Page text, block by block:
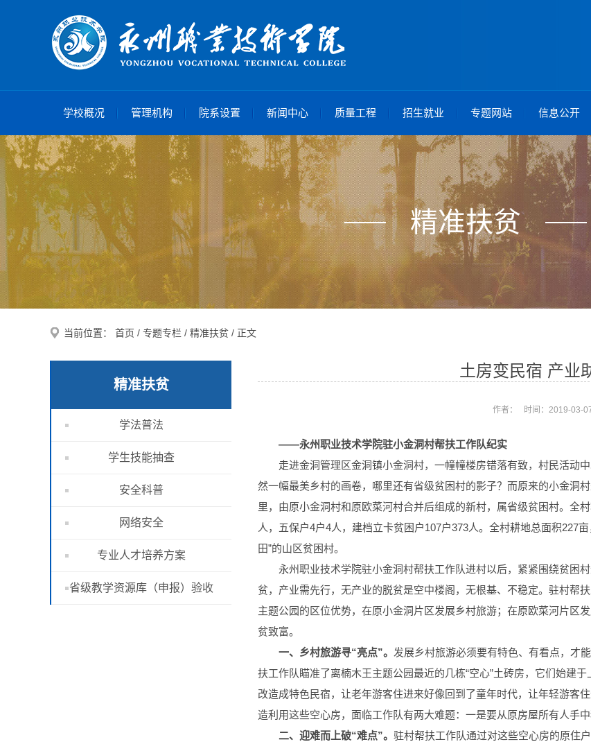
学校概况 管理机构 院系设置 新闻中心 质量工程 招生就业 专题网站 信息公开
精准扶贫
当前位置： 首页 / 专题专栏 / 精准扶贫 / 正文
精准扶贫
学法普法
学生技能抽查
安全科普
网络安全
专业人才培养方案
省级教学资源库（申报）验收
土房变民宿 产业
作者： 时间：2019-03-
——永州职业技术学院驻小金洞村帮扶工作队纪实
走进金洞管理区金洞镇小金洞村，一幢幢楼房错落有致，村民活动
然一幅最美乡村的画卷，哪里还有省级贫困村的影子？而原来的小金洞
里，由原小金洞村和原欧菜河村合并后组成的新村，属省级贫困村。全
人，五保户4户4人，建档立卡贫困户107户373人。全村耕地总面积227
田”的山区贫困村。
永州职业技术学院驻小金洞村帮扶工作队进村以后，紧紧围绕贫困
贫，产业需先行，无产业的脱贫是空中楼阁，无根基、不稳定。驻村帮
主题公园的区位优势，在原小金洞片区发展乡村旅游；在原欧菜河片区
贫致富。
一、乡村旅游寻“亮点”。 发展乡村旅游必须要有特色、有看点，才
扶工作队瞄准了离楠木王主题公园最近的几栋“空心”土砖房，它们始建
改造成特色民宿，让老年游客住进来好像回到了童年时代，让年轻游客
造利用这些空心房，面临工作队有两大难题：一是要从原房屋所有人手
二、迎难而上破“难点”。 驻村帮扶工作队通过对这些空心房的原住